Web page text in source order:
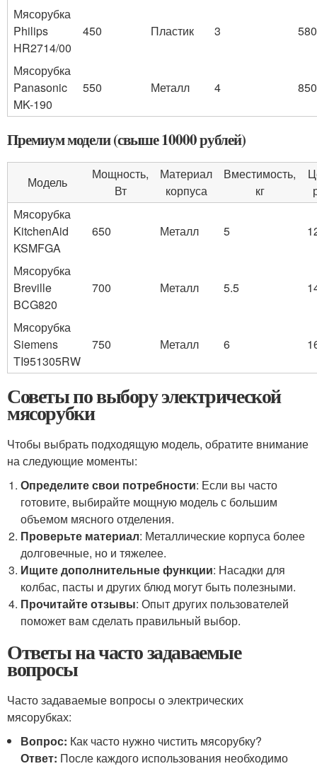
Мясорубка
Philips
HR2714/00
450 Пластик 3
Мясорубка
Panasonic
MK-190
550 Металл 4
Премиум модели (свыше 10000 рублей)
Модель
Мощность,
Вт
Материал
корпуса
Вместимость,
кг
Мясорубка
KitchenAid
KSMFGA
650 Металл 5
Мясорубка
Breville
BCG820
700 Металл 5.5
Мясорубка
Siemens
TI951305RW
750 Металл 6
Советы по выбору электрической
мясорубки
Чтобы выбрать подходящую модель, обратите внимание
на следующие моменты:
Определите свои потребности: Если вы часто
готовите, выбирайте мощную модель с большим
объемом мясного отделения.
Проверьте материал: Металлические корпуса более
долговечные, но и тяжелее.
Ищите дополнительные функции: Насадки для
колбас, пасты и других блюд могут быть полезными.
Прочитайте отзывы: Опыт других пользователей
поможет вам сделать правильный выбор.
Ответы на часто задаваемые
вопросы
Часто задаваемые вопросы о электрических
мясорубках:
Вопрос: Как часто нужно чистить мясорубку?
Ответ: После каждого использования необходимо